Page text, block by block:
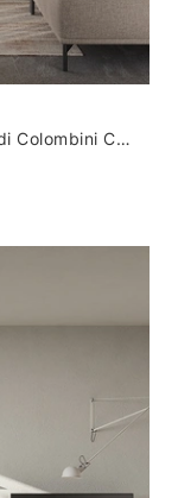
Parete Attrezzata Night & Day L119 di Colombini Casa